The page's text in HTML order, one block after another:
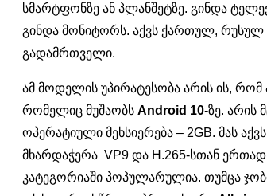
სმარტფონზე ან პლანშეტზე. გინდა
გინდა მონიტორს. აქვს ქართულ, რუსულ
გადამრთველი.
ამ მოდელის უპირატესობა არის ის, რომ
რომელიც მუშაობს Android 10-ზე. არის
ოპერატიული მეხსიერება – 2GB. მას აქვს
მხარდაჭერა VP9 და H.265-სთან
კატეგორიაში პოპულარულია. თუმცა